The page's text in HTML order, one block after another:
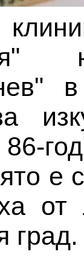
е
от
град.